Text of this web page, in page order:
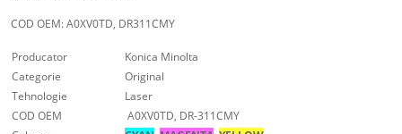
COD OEM: A0XV0TD, DR311CMY
Producator
Konica Minolta
Categorie
Original
Tehnologie
Laser
COD OEM
A0XV0TD, DR-311CMY